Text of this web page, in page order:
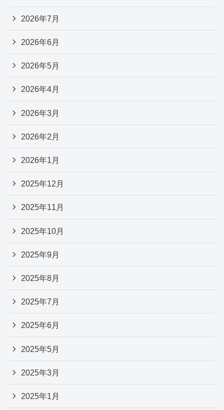
2026年7月
2026年6月
2026年5月
2026年4月
2026年3月
2026年2月
2026年1月
2025年12月
2025年11月
2025年10月
2025年9月
2025年8月
2025年7月
2025年6月
2025年5月
2025年3月
2025年1月